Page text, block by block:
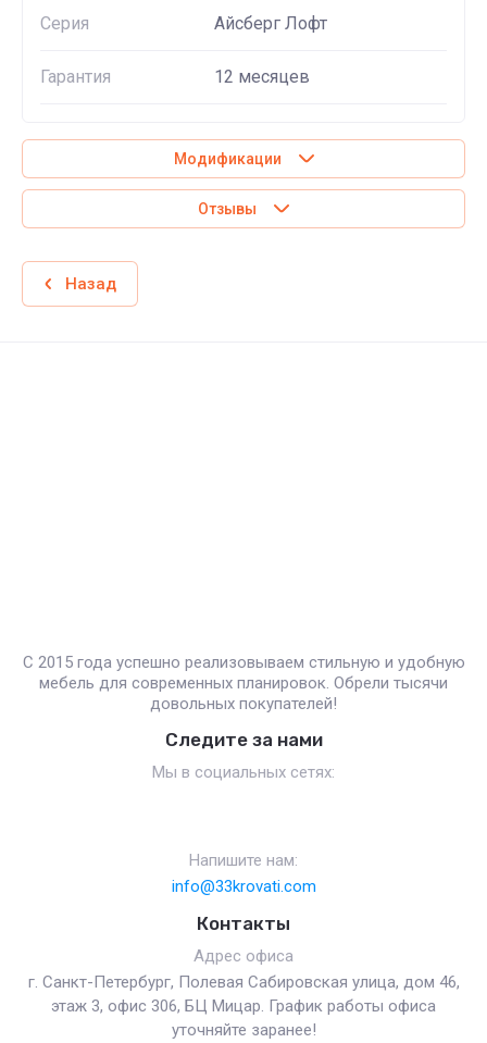
Серия Айсберг Лофт
Гарантия 12 месяцев
Модификации
Отзывы
Назад
С 2015 года успешно реализовываем стильную и удобную
мебель для современных планировок. Обрели тысячи
довольных покупателей!
Следите за нами
Мы в социальных сетях:
Напишите нам:
info@33krovati.com
Контакты
Адрес офиса
г. Санкт-Петербург, Полевая Сабировская улица, дом 46,
этаж 3, офис 306, БЦ Мицар. График работы офиса
уточняйте заранее!